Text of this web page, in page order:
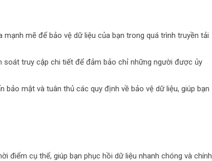
mẽ để bảo vệ dữ liệu của bạn trong quá trình truyền tải
soát truy cập chi tiết để đảm bảo chỉ những người được ủy
bảo mật và tuân thủ các quy định về bảo vệ dữ liệu, giúp bạn
điểm cụ thể, giúp bạn phục hồi dữ liệu nhanh chóng và chính